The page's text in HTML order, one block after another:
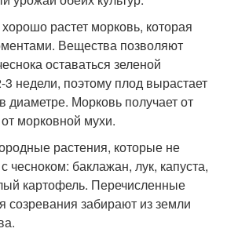
растет морковь, которая
Вещества позволяют
оставаться зеленой
недели, поэтому плод вырастает
диаметре. Морковь получает от
морковной мухи.
растения, которые не
чесноком: баклажан, лук, капуста,
картофель. Перечисленные
созревания забирают из земли